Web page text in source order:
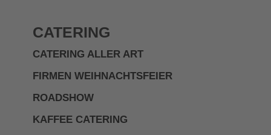
CATERING
CATERING ALLER ART
FIRMEN WEIHNACHTSFEIER
ROADSHOW
KAFFEE CATERING